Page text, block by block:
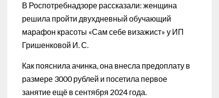
В Роспотребнадзоре рассказали: женщина
решила пройти двухдневный обучающий
марафон красоты «Сам себе визажист» у ИП
Гришенковой И. С.
Как пояснила ачинка, она внесла предоплату в
размере 3000 рублей и посетила первое
занятие ещё в сентября 2024 года.